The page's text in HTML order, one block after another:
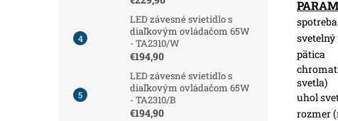
LED závesné svietidlo s
diaľkovým ovládačom 65W
- TA2310/W
€194,90
LED závesné svietidlo s
diaľkovým ovládačom 65W
- TA2310/B
€194,90
spotreba
svetelný
pätica
svetla)
uhol
rozmer